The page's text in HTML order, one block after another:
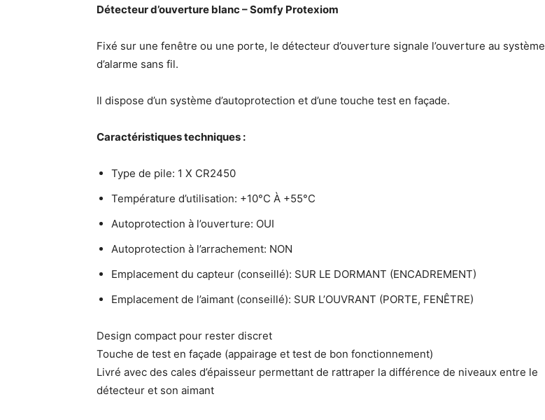
Détecteur d’ouverture blanc – Somfy Protexiom
Fixé sur une fenêtre ou une porte, le détecteur d’ouverture signale l’ouverture au système
d’alarme sans fil.
Il dispose d’un système d’autoprotection et d’une touche test en façade.
Caractéristiques techniques :
Type de pile: 1 X CR2450
Température d’utilisation: +10°C À +55°C
Autoprotection à l’ouverture: OUI
Autoprotection à l’arrachement: NON
Emplacement du capteur (conseillé): SUR LE DORMANT (ENCADREMENT)
Emplacement de l’aimant (conseillé): SUR L’OUVRANT (PORTE, FENÊTRE)
Design compact pour rester discret
Touche de test en façade (appairage et test de bon fonctionnement)
Livré avec des cales d’épaisseur permettant de rattraper la différence de niveaux entre le
détecteur et son aimant